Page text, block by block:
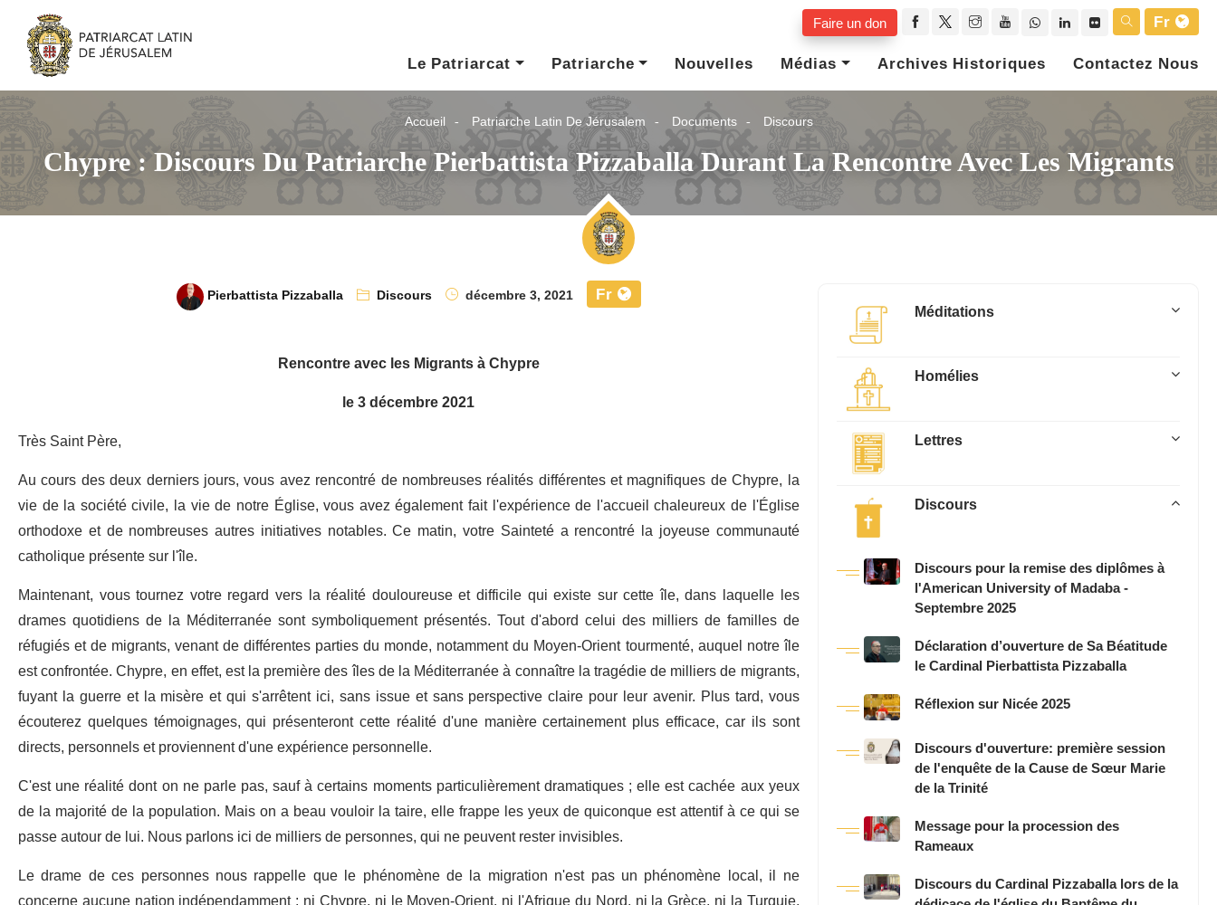
Faire un don
Fr
Le Patriarcat
Patriarche Nouvelles Médias Archives Historiques Contactez Nous
Accueil Patriarche Latin De Jérusalem Documents Discours
Chypre : Discours Du Patriarche Pierbattista Pizzaballa Durant La Rencontre Avec Les Migrants
Pierbattista Pizzaballa Discours décembre 3, 2021 Fr
Rencontre avec les Migrants à Chypre
le 3 décembre 2021
Très Saint Père,
Au cours des deux derniers jours, vous avez rencontré de nombreuses réalités différentes et magnifiques de Chypre, la
vie de la société civile, la vie de notre Église, vous avez également fait l'expérience de l'accueil chaleureux de l'Église
orthodoxe et de nombreuses autres initiatives notables. Ce matin, votre Sainteté a rencontré la joyeuse communauté
catholique présente sur l'île.
Maintenant, vous tournez votre regard vers la réalité douloureuse et difficile qui existe sur cette île, dans laquelle les
drames quotidiens de la Méditerranée sont symboliquement présentés. Tout d'abord celui des milliers de familles de
réfugiés et de migrants, venant de différentes parties du monde, notamment du Moyen-Orient tourmenté, auquel notre île
est confrontée. Chypre, en effet, est la première des îles de la Méditerranée à connaître la tragédie de milliers de migrants,
fuyant la guerre et la misère et qui s'arrêtent ici, sans issue et sans perspective claire pour leur avenir. Plus tard, vous
écouterez quelques témoignages, qui présenteront cette réalité d'une manière certainement plus efficace, car ils sont
directs, personnels et proviennent d'une expérience personnelle.
C'est une réalité dont on ne parle pas, sauf à certains moments particulièrement dramatiques ; elle est cachée aux yeux
de la majorité de la population. Mais on a beau vouloir la taire, elle frappe les yeux de quiconque est attentif à ce qui se
passe autour de lui. Nous parlons ici de milliers de personnes, qui ne peuvent rester invisibles.
Le drame de ces personnes nous rappelle que le phénomène de la migration n'est pas un phénomène local, il ne
Méditations
Homélies
Lettres
Discours
Discours pour la remise des diplômes à
l'American University of Madaba -
Septembre 2025
Déclaration d’ouverture de Sa Béatitude
le Cardinal Pierbattista Pizzaballa
Réflexion sur Nicée 2025
Discours d'ouverture: première session
de l'enquête de la Cause de Sœur Marie
de la Trinité
Message pour la procession des
Rameaux
Discours du Cardinal Pizzaballa lors de la